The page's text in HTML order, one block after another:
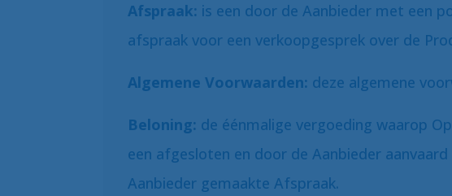
Afspraak: is een door de Aanbieder met een
afspraak voor een verkoopgesprek over de
Algemene Voorwaarden: deze algemene
Beloning: de éénmalige vergoeding waarop
een afgesloten en door de Aanbieder
Aanbieder gemaakte Afspraak.